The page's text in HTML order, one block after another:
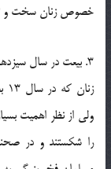
خصوص زنان سخت و
3. بیعت در سال سیزدهم بعثت
ولی از نظر اهمیت
را شکستند و در